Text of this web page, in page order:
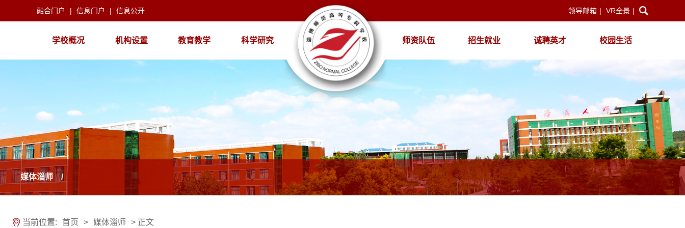
融合门户 | 信息门户 | 信息公开 领导邮箱 | VR全景 |
学校概况 机构设置 教育教学 科学研究 师资队伍 招生就业 诚聘英才 校园生活
媒体淄师 /
当前位置: 首页 > 媒体淄师 > 正文